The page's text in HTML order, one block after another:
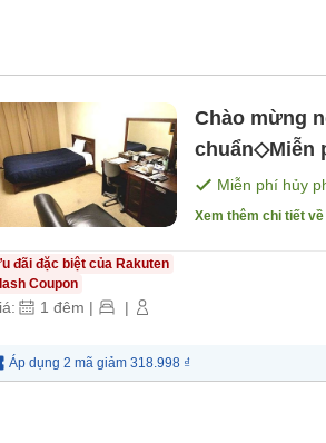
Chào mừng
chuẩn◇Miễn
Miễn phí hủy
Xem thêm chi tiết về
đãi đặc biệt của Rakuten
Coupon
1 đêm | |
Áp dụng 2 mã giảm 318.998 ₫